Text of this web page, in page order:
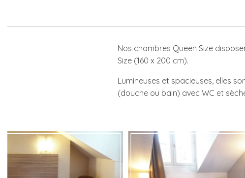
Nos chambres Queen Size
Size (160 x 200 cm).
Lumineuses et spacieuses, elles
(douche ou bain) avec WC et